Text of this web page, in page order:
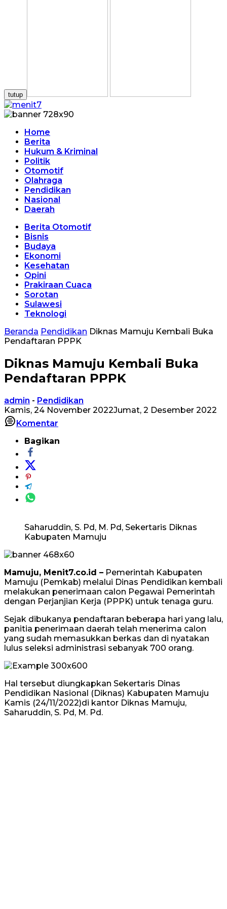
tutup
Home
Berita
Hukum & Kriminal
Politik
Otomotif
Olahraga
Pendidikan
Nasional
Daerah
Berita Otomotif
Bisnis
Budaya
Ekonomi
Kesehatan
Opini
Prakiraan Cuaca
Sorotan
Sulawesi
Teknologi
Beranda Pendidikan Diknas Mamuju Kembali Buka
Pendaftaran PPPK
Diknas Mamuju Kembali Buka
Pendaftaran PPPK
admin - Pendidikan
Kamis, 24 November 2022Jumat, 2 Desember 2022
Komentar
Bagikan
Saharuddin, S. Pd, M. Pd, Sekertaris Diknas
Kabupaten Mamuju
Mamuju, Menit7.co.id – Pemerintah Kabupaten
Mamuju (Pemkab) melalui Dinas Pendidikan kembali
melakukan penerimaan calon Pegawai Pemerintah
dengan Perjanjian Kerja (PPPK) untuk tenaga guru.
Sejak dibukanya pendaftaran beberapa hari yang lalu,
panitia penerimaan daerah telah menerima calon
yang sudah memasukkan berkas dan di nyatakan
lulus seleksi administrasi sebanyak 700 orang.
Hal tersebut diungkapkan Sekertaris Dinas
Pendidikan Nasional (Diknas) Kabupaten Mamuju
Kamis (24/11/2022)di kantor Diknas Mamuju,
Saharuddin, S. Pd, M. Pd.